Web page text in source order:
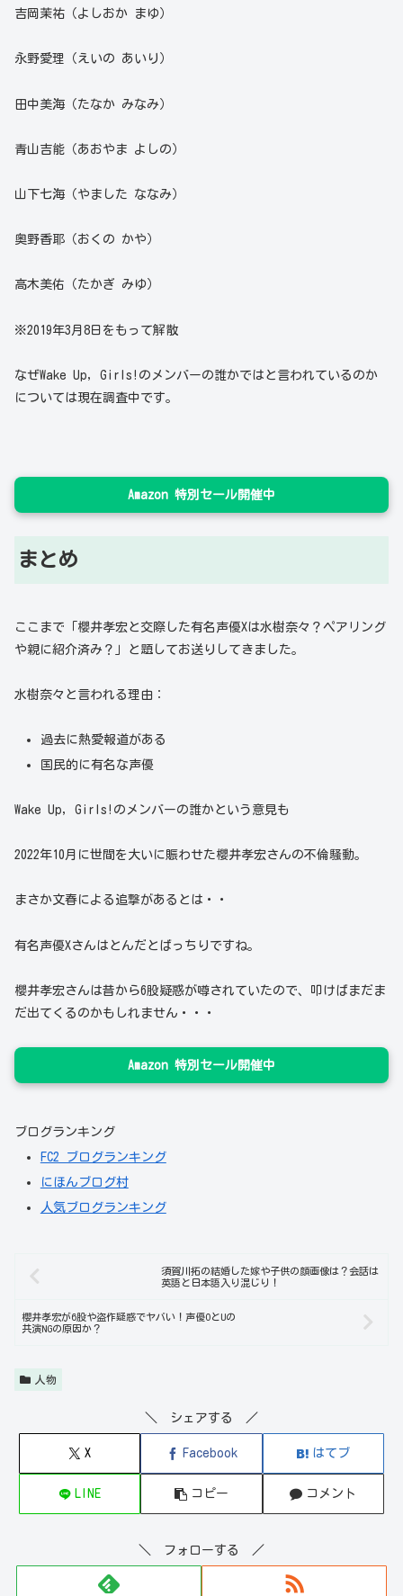
吉岡茉祐（よしおか まゆ）
永野愛理（えいの あいり）
田中美海（たなか みなみ）
青山吉能（あおやま よしの）
山下七海（やました ななみ）
奥野香耶（おくの かや）
高木美佑（たかぎ みゆ）
※2019年3月8日をもって解散
なぜWake Up, Girls!のメンバーの誰かではと言われているのか
については現在調査中です。
Amazon 特別セール開催中
まとめ
ここまで「櫻井孝宏と交際した有名声優Xは水樹奈々？ペアリング
や親に紹介済み？」と題してお送りしてきました。
水樹奈々と言われる理由：
過去に熱愛報道がある
国民的に有名な声優
Wake Up, Girls!のメンバーの誰かという意見も
2022年10月に世間を大いに賑わせた櫻井孝宏さんの不倫騒動。
まさか文春による追撃があるとは・・
有名声優Xさんはとんだとばっちりですね。
櫻井孝宏さんは昔から6股疑惑が噂されていたので、叩けばまだま
だ出てくるのかもしれません・・・
Amazon 特別セール開催中
ブログランキング
FC2 ブログランキング
にほんブログ村
人気ブログランキング
須賀川拓の結婚した嫁や子供の顔画像は？会話は
英語と日本語入り混じり！
櫻井孝宏が6股や盗作疑惑でヤバい！声優OとUの
共演NGの原因か？
人物
＼ シェアする ／
X Facebook はてブ
LINE コピー コメント
＼ フォローする ／